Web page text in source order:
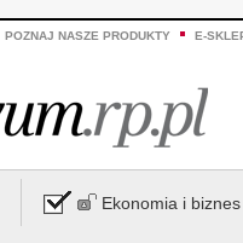
POZNAJ NASZE PRODUKTY E-
Ekonomia i biznes